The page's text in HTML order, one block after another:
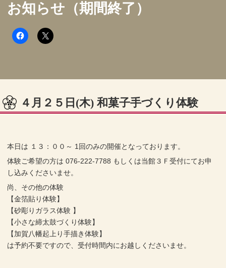
お知らせ（期間終了）
４月２５日(木) 和菓子手づくり体験
本日は １３：００～ 1回のみの開催となっております。
体験ご希望の方は 076-222-7788 もしくは当館３Ｆ受付にてお申
し込みくださいませ。
尚、その他の体験
【金箔貼り体験】
【砂彫りガラス体験 】
【小さな締太鼓づくり体験】
【加賀八幡起上り手描き体験】
は予約不要ですので、受付時間内にお越しくださいませ。